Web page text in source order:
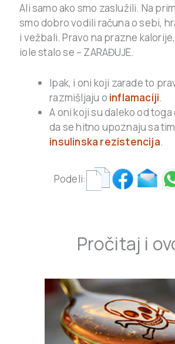
Ali samo ako smo zaslužili. Na
smo dobro vodili računa o sebi,
i vežbali. Pravo na prazne
iole stalo se – ZARAĐUJE.
Ipak, i oni koji zarade to
razmišljaju o inflamaciji.
A oni koji su daleko od toga
da se hitno upoznaju sa
insulinska rezistencija.
Podeli:
Pročitaj i